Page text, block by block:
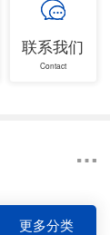
联系我们
Contact
更多分类